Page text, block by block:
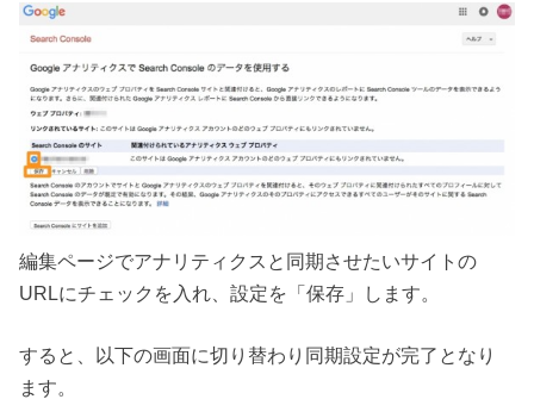
編集ページでアナリティクスと同期させたいサイトの
URLにチェックを入れ、設定を「保存」します。
すると、以下の画面に切り替わり同期設定が完了となり
ます。